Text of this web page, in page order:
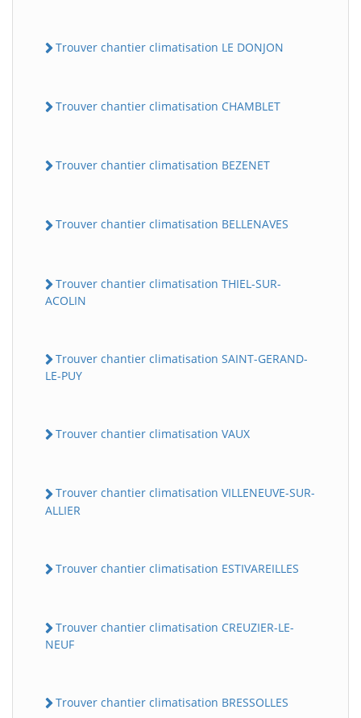
Trouver chantier climatisation LE DONJON
Trouver chantier climatisation CHAMBLET
Trouver chantier climatisation BEZENET
Trouver chantier climatisation BELLENAVES
Trouver chantier climatisation THIEL-SUR-
ACOLIN
Trouver chantier climatisation SAINT-GERAND-
LE-PUY
Trouver chantier climatisation VAUX
Trouver chantier climatisation VILLENEUVE-SUR-
ALLIER
Trouver chantier climatisation ESTIVAREILLES
Trouver chantier climatisation CREUZIER-LE-
NEUF
Trouver chantier climatisation BRESSOLLES